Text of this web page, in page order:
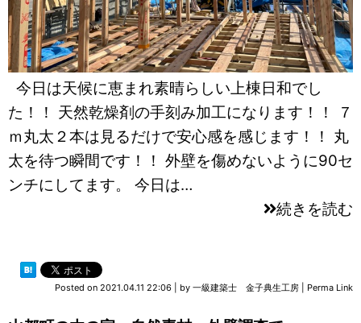
今日は天候に恵まれ素晴らしい上棟日和でし
た！！ 天然乾燥剤の手刻み加工になります！！ ７
ｍ丸太２本は見るだけで安心感を感じます！！ 丸
太を待つ瞬間です！！ 外壁を傷めないように90セ
ンチにしてます。 今日は…
続きを読む
Posted on 2021.04.11 22:06 by 一級建築士 金子典生工房 Perma Link